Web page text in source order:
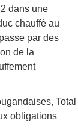
dans une
chauffé au
par des
de la
Total
obligations